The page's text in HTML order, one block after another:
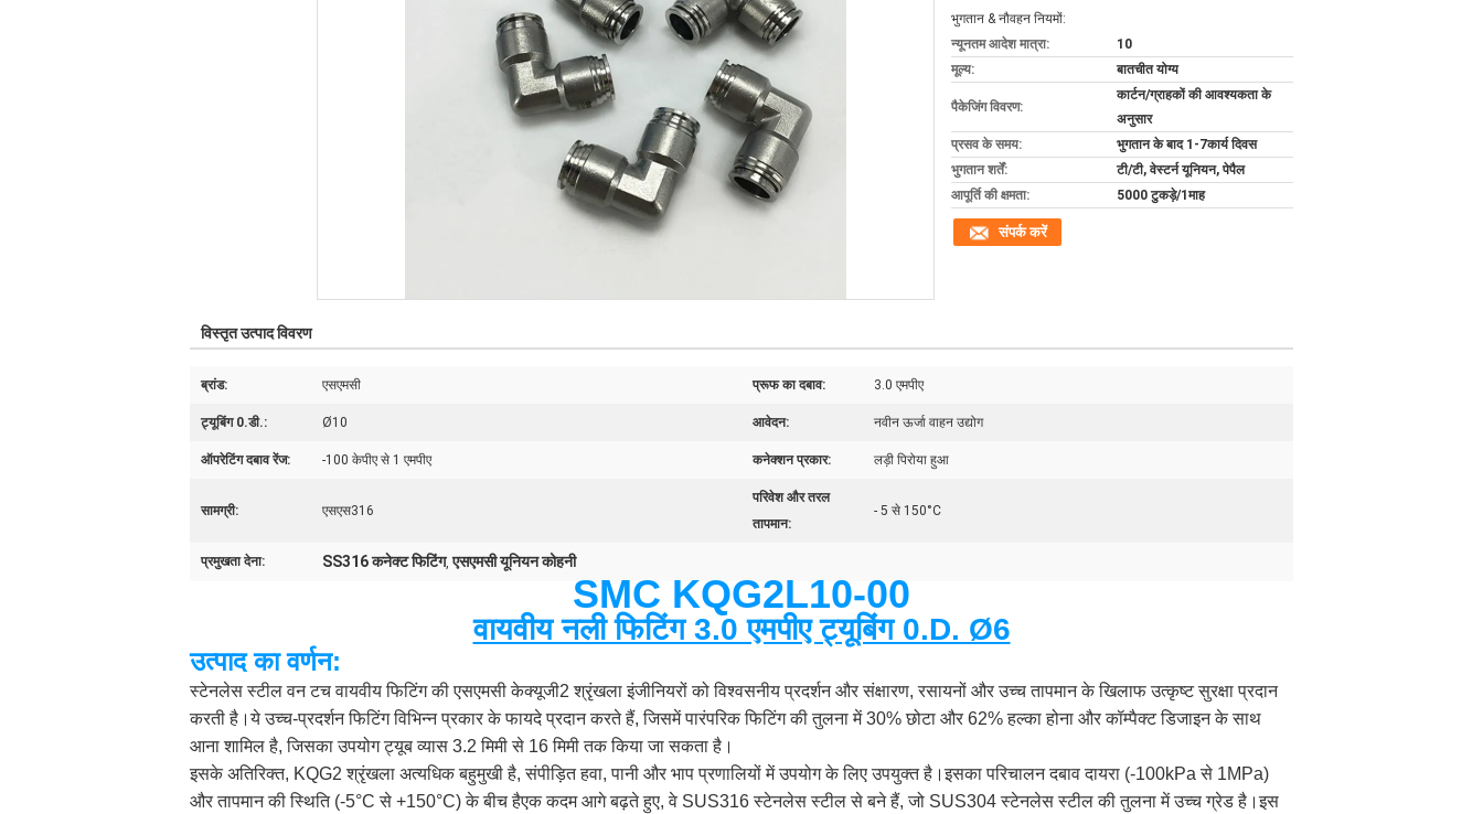
भुगतान & नौवहन नियमों:
न्यूनतम आदेश मात्रा:
10
मूल्य:
बातचीत योग्य
पैकेजिंग विवरण:
कार्टन/ग्राहकों की आवश्यकता के
अनुसार
प्रसव के समय:
भुगतान के बाद 1-7कार्य दिवस
भुगतान शर्तें:
टी/टी, वेस्टर्न यूनियन, पेपैल
आपूर्ति की क्षमता:
5000 टुकड़े/1माह
संपर्क करें
विस्तृत उत्पाद विवरण
ब्रांड: एसएमसी प्रूफ का दबाव: 3.0 एमपीए
ट्यूबिंग 0.डी.: Ø10 आवेदन: नवीन ऊर्जा वाहन उद्योग
ऑपरेटिंग दबाव रेंज: -100 केपीए से 1 एमपीए कनेक्शन प्रकार: लड़ी पिरोया हुआ
सामग्री: एसएस316
परिवेश और तरल
तापमान:
- 5 से 150°C
प्रमुखता देना: SS316 कनेक्ट फिटिंग,एसएमसी यूनियन कोहनी
SMC KQG2L10-00
वायवीय नली फिटिंग 3.0 एमपीए ट्यूबिंग 0.D. Ø6
उत्पाद का वर्णन:
स्टेनलेस स्टील वन टच वायवीय फिटिंग की एसएमसी केक्यूजी2 श्रृंखला इंजीनियरों को विश्वसनीय प्रदर्शन और संक्षारण, रसायनों और उच्च तापमान के खिलाफ उत्कृष्ट सुरक्षा प्रदान
करती है।ये उच्च-प्रदर्शन फिटिंग विभिन्न प्रकार के फायदे प्रदान करते हैं, जिसमें पारंपरिक फिटिंग की तुलना में 30% छोटा और 62% हल्का होना और कॉम्पैक्ट डिजाइन के साथ
आना शामिल है, जिसका उपयोग ट्यूब व्यास 3.2 मिमी से 16 मिमी तक किया जा सकता है।
इसके अतिरिक्त, KQG2 श्रृंखला अत्यधिक बहुमुखी है, संपीड़ित हवा, पानी और भाप प्रणालियों में उपयोग के लिए उपयुक्त है।इसका परिचालन दबाव दायरा (-100kPa से 1MPa)
और तापमान की स्थिति (-5°C से +150°C) के बीच हैएक कदम आगे बढ़ते हुए, वे SUS316 स्टेनलेस स्टील से बने हैं, जो SUS304 स्टेनलेस स्टील की तुलना में उच्च ग्रेड है।इस